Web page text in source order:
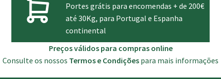
Portes grátis para encomendas + de 200€
até 30Kg, para Portugal e Espanha
continental
Preços válidos para compras online
Consulte os nossos Termos e Condições para mais informações